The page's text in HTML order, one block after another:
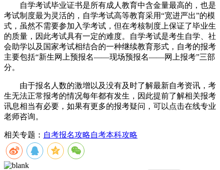
自学考试毕业证书是所有成人教育中含金量最高的，也是
考试制度最为灵活的，自学考试高等教育采用“宽进严出”的模
式，虽然不需要参加入学考试，但在考核制度上保证了毕业生
的质量，因此考试具有一定的难度。自学考试是考生自学、社
会助学以及国家考试相结合的一种继续教育形式，自考的报考
主要包括“新生网上预报名——现场预报名——网上报考”三部
分。
由于报名人数的激增以及没有及时了解最新自考资讯，考
生无法正常报考的情况每年都有发生，因此提前了解相关报考
讯息相当有必要，如果有更多的报考疑问，可以点击在线专业
老师咨询。
相关专题： 自考报名攻略自考本科攻略